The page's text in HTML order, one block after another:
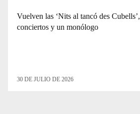
Vuelven las ‘Nits al tancó des
conciertos y un monólogo
30 DE JULIO DE 2026